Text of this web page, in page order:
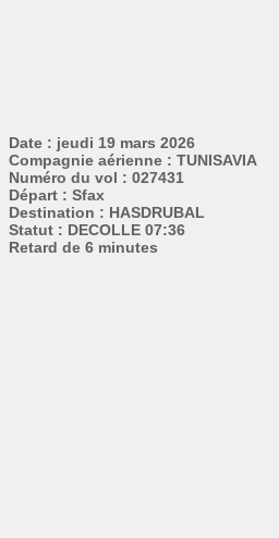
Date : jeudi 19 mars 2026
Compagnie aérienne : TUNISAVIA
Numéro du vol : 027431
Départ : Sfax
Destination : HASDRUBAL
Statut : DECOLLE 07:36
Retard de 6 minutes